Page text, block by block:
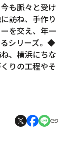
も脈々と受け
訪ね、手作り
を交え、年一
シリーズ。◆
、横浜にちな
りの工程やそ